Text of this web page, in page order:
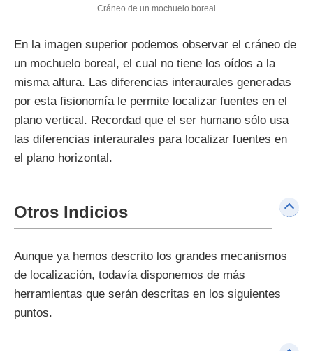
Cráneo de un mochuelo boreal
En la imagen superior podemos observar el cráneo de
un mochuelo boreal, el cual no tiene los oídos a la
misma altura. Las diferencias interaurales generadas
por esta fisionomía le permite localizar fuentes en el
plano vertical. Recordad que el ser humano sólo usa
las diferencias interaurales para localizar fuentes en
el plano horizontal.
Otros Indicios
Aunque ya hemos descrito los grandes mecanismos
de localización, todavía disponemos de más
herramientas que serán descritas en los siguientes
puntos.